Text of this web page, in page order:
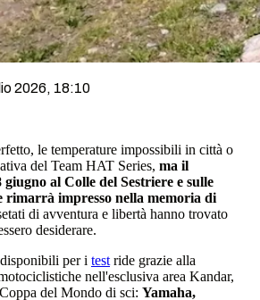
2026, 18:10
le temperature impossibili in città o
del Team HAT Series, ma il
giugno al Colle del Sestriere e sulle
rimarrà impresso nella memoria di
di avventura e libertà hanno trovato
desiderare.
per i test ride grazie alla
nell'esclusiva area Kandar,
del Mondo di sci: Yamaha,